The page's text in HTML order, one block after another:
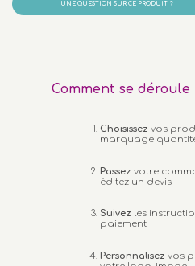
UNE QUESTION SUR CE PRODUIT ?
Comment se déroule
Choisissez vos
marquage
Passez votre
éditez un devis
Suivez les
paiement
Personnalisez vos